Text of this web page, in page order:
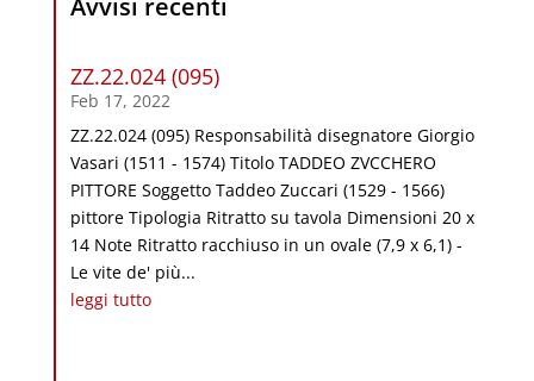
ZZ.22.024 (095)
Feb 17, 2022
ZZ.22.024 (095) Responsabilità disegnatore Giorgio
Vasari (1511 - 1574) Titolo TADDEO ZVCCHERO
PITTORE Soggetto Taddeo Zuccari (1529 - 1566)
pittore Tipologia Ritratto su tavola Dimensioni 20 x
14 Note Ritratto racchiuso in un ovale (7,9 x 6,1) -
Le vite de' più...
leggi tutto